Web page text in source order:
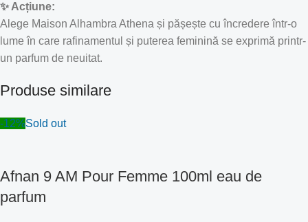
✨ Acțiune:
Alege Maison Alhambra Athena și pășește cu încredere într-o
lume în care rafinamentul și puterea feminină se exprimă printr-
un parfum de neuitat.
Produse similare
-12%Sold out
Afnan 9 AM Pour Femme 100ml eau de
parfum